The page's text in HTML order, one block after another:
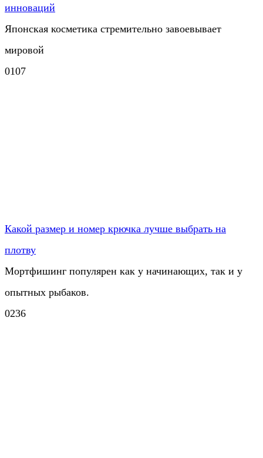
инноваций
Японская косметика стремительно завоевывает
мировой
0107
Какой размер и номер крючка лучше выбрать на
плотву
Мортфишинг популярен как у начинающих, так и у
опытных рыбаков.
0236